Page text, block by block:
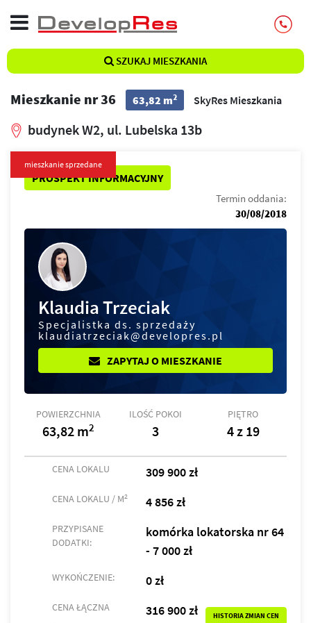
SZUKAJ MIESZKANIA
Mieszkanie nr 36 63,82 m2 SkyRes Mieszkania
budynek W2, ul. Lubelska 13b
PROSPEKT INFORMACYJNY
mieszkanie sprzedane
Termin oddania:
30/08/2018
Klaudia Trzeciak
Specjalistka ds. sprzedaży
klaudiatrzeciak@developres.pl
ZAPYTAJ O MIESZKANIE
POWIERZCHNIA
63,82 m2
ILOŚĆ POKOI
3
PIĘTRO
4 z 19
CENA LOKALU 309 900 zł
CENA LOKALU / M2 4 856 zł
PRZYPISANE
DODATKI:
komórka lokatorska nr 64
- 7 000 zł
WYKOŃCZENIE: 0 zł
CENA ŁĄCZNA 316 900 zł HISTORIA ZMIAN CEN